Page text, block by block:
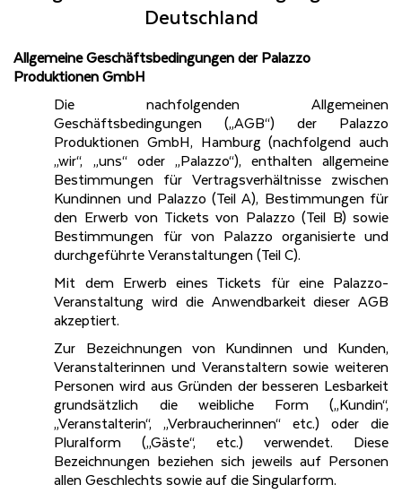
Deutschland
Allgemeine Geschäftsbedingungen der Palazzo
Produktionen GmbH
Die nachfolgenden Allgemeinen
Geschäftsbedingungen („AGB“) der Palazzo
Produktionen GmbH, Hamburg (nachfolgend auch
„wir“, „uns“ oder „Palazzo“), enthalten allgemeine
Bestimmungen für Vertragsverhältnisse zwischen
Kundinnen und Palazzo (Teil A), Bestimmungen für
den Erwerb von Tickets von Palazzo (Teil B) sowie
Bestimmungen für von Palazzo organisierte und
durchgeführte Veranstaltungen (Teil C).
Mit dem Erwerb eines Tickets für eine Palazzo-
Veranstaltung wird die Anwendbarkeit dieser AGB
akzeptiert.
Zur Bezeichnungen von Kundinnen und Kunden,
Veranstalterinnen und Veranstaltern sowie weiteren
Personen wird aus Gründen der besseren Lesbarkeit
grundsätzlich die weibliche Form („Kundin“,
„Veranstalterin“, „Verbraucherinnen“ etc.) oder die
Pluralform („Gäste“, etc.) verwendet. Diese
Bezeichnungen beziehen sich jeweils auf Personen
allen Geschlechts sowie auf die Singularform.